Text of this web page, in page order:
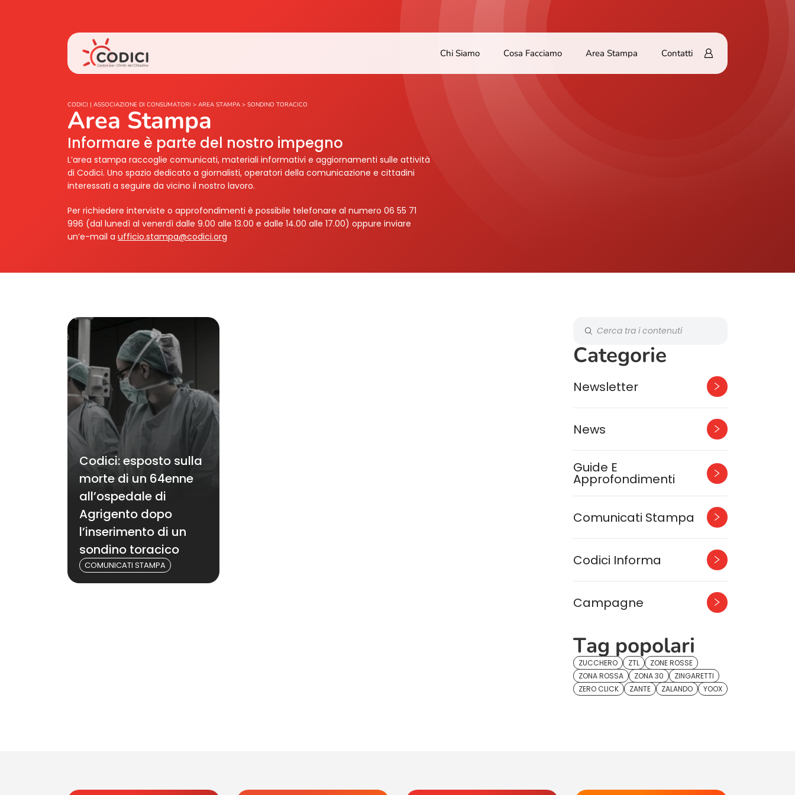
Chi Siamo Cosa Facciamo Area Stampa Contatti
CODICI | ASSOCIAZIONE DI CONSUMATORI > AREA STAMPA > SONDINO TORACICO
Area Stampa
Informare è parte del nostro impegno
L’area stampa raccoglie comunicati, materiali informativi e aggiornamenti sulle attività
di Codici. Uno spazio dedicato a giornalisti, operatori della comunicazione e cittadini
interessati a seguire da vicino il nostro lavoro.
Per richiedere interviste o approfondimenti è possibile telefonare al numero 06 55 71
996 (dal lunedì al venerdì dalle 9.00 alle 13.00 e dalle 14.00 alle 17.00) oppure inviare
un’e-mail a ufficio.stampa@codici.org
Codici: esposto sulla
morte di un 64enne
all’ospedale di
Agrigento dopo
l’inserimento di un
sondino toracico
COMUNICATI STAMPA
Categorie
Newsletter
News
Guide E
Approfondimenti
Comunicati Stampa
Codici Informa
Campagne
Tag popolari
ZUCCHERO ZTL
ZONE ROSSE
ZONA ROSSA
ZONA 30
ZINGARETTI
ZERO CLICK
ZANTE ZALANDO YOOX